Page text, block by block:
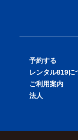
予約する
バイクを探す
店舗を探す
レンタル819に
料金表
ご利用案内
法人